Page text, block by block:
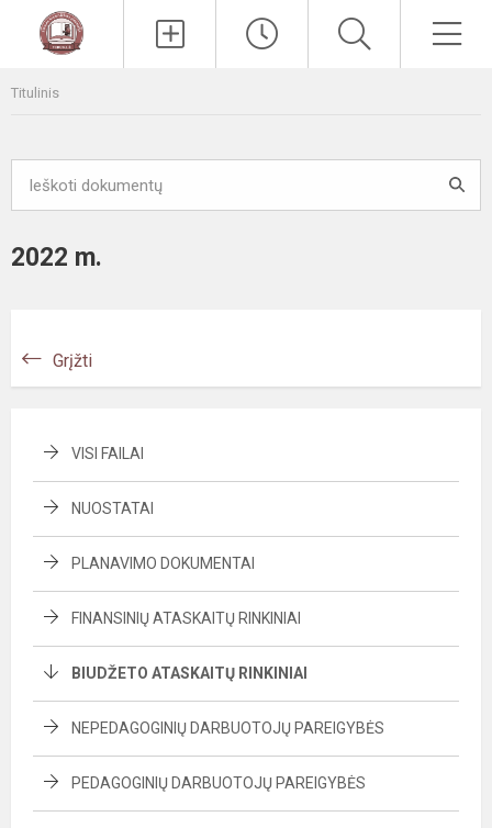
Titulinis
2022 m.
Grįžti
VISI FAILAI
NUOSTATAI
PLANAVIMO DOKUMENTAI
FINANSINIŲ ATASKAITŲ RINKINIAI
BIUDŽETO ATASKAITŲ RINKINIAI
NEPEDAGOGINIŲ DARBUOTOJŲ PAREIGYBĖS
PEDAGOGINIŲ DARBUOTOJŲ PAREIGYBĖS